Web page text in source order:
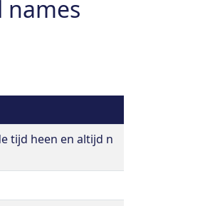
names
tijd heen en altijd n